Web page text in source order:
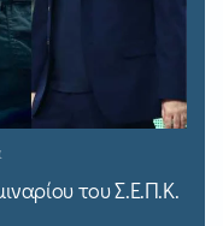
του Σ.Ε.Π.Κ.